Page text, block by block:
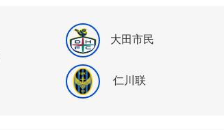
大田市民
仁川联